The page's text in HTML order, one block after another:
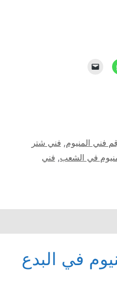
فني المنيوم, فني شتر
في الشعب, فني
في البدع